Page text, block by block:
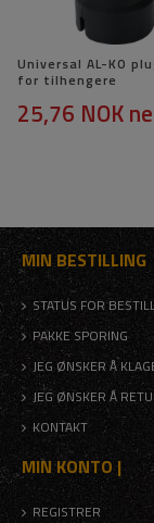
Universal AL-KO
for tilhengere
25,76 NOK
MIN BESTILLING
STATUS FOR
PAKKE SPORING
JEG ØNSKER Å
JEG ØNSKER Å
KONTAKT
MIN KONTO |
REGISTRER